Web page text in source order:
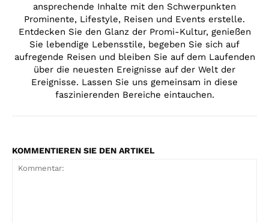
ansprechende Inhalte mit den Schwerpunkten
Prominente, Lifestyle, Reisen und Events erstelle.
Entdecken Sie den Glanz der Promi-Kultur, genießen
Sie lebendige Lebensstile, begeben Sie sich auf
aufregende Reisen und bleiben Sie auf dem Laufenden
über die neuesten Ereignisse auf der Welt der
Ereignisse. Lassen Sie uns gemeinsam in diese
faszinierenden Bereiche eintauchen.
KOMMENTIEREN SIE DEN ARTIKEL